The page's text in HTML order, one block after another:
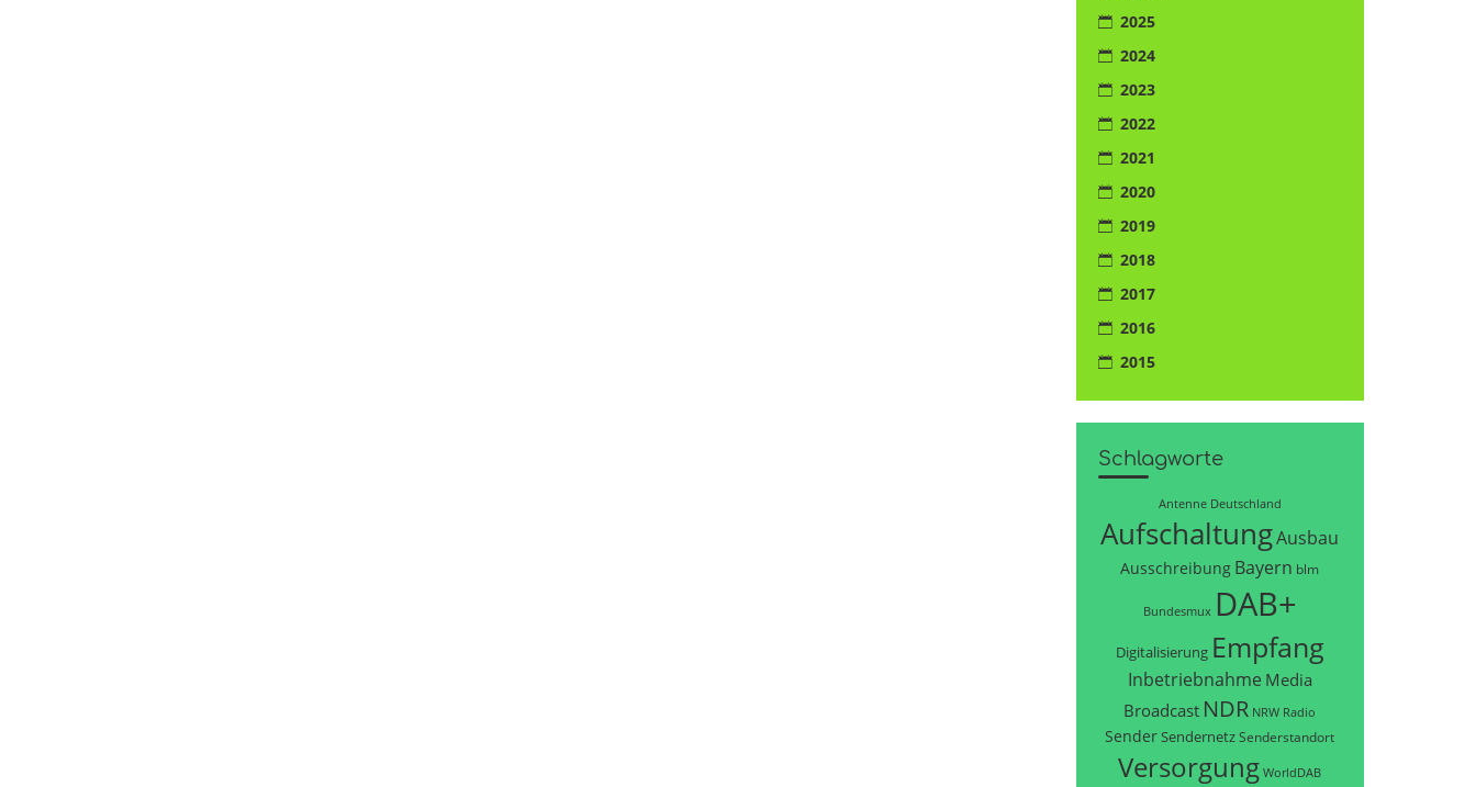
2025
2024
2023
2022
2021
2020
2019
2018
2017
2016
2015
Schlagworte
Antenne Deutschland
AufschaltungAusbau
Ausschreibung Bayern blm
Bundesmux DAB+
Digitalisierung Empfang
Inbetriebnahme Media
Broadcast NDR NRW Radio
SenderSendernetzSenderstandort
Versorgung WorldDAB